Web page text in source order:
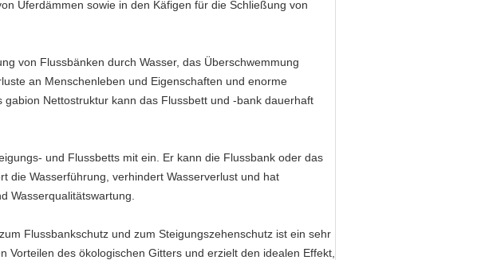
Uferdämmen sowie in den Käfigen für die Schließung von
von Flussbänken durch Wasser, das Überschwemmung
an Menschenleben und Eigenschaften und enorme
Nettostruktur kann das Flussbett und -bank dauerhaft
und Flussbetts mit ein. Er kann die Flussbank oder das
die Wasserführung, verhindert Wasserverlust und hat
Wasserqualitätswartung.
Flussbankschutz und zum Steigungszehenschutz ist ein sehr
Vorteilen des ökologischen Gitters und erzielt den idealen Effekt,